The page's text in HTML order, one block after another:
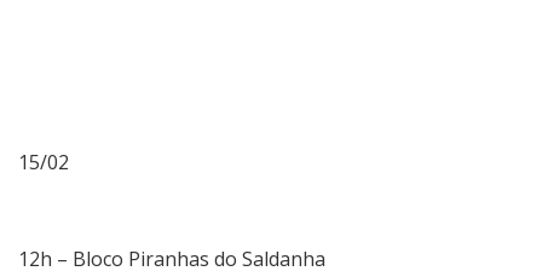
15/02
12h – Bloco Piranhas do Saldanha